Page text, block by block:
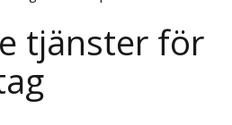
tjänster för